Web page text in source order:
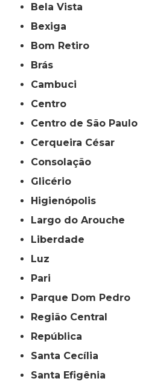
Bela Vista
Bexiga
Bom Retiro
Brás
Cambuci
Centro
Centro de São Paulo
Cerqueira César
Consolação
Glicério
Higienópolis
Largo do Arouche
Liberdade
Luz
Pari
Parque Dom Pedro
Região Central
República
Santa Cecília
Santa Efigênia